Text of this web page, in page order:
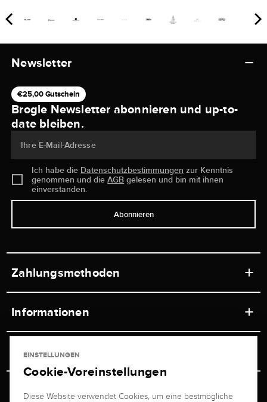
Newsletter
€25,00 Gutschein
Brogle Newsletter abonnieren und up-to-
date bleiben.
Ihre E-Mail-Adresse
Ich habe die Datenschutzbestimmungen zur Kenntnis
genommen und dieAGB gelesen und bin mit ihnen
einverstanden.
Abonnieren
Zahlungsmethoden
Informationen
Ladengeschäft
Versand & Zahlung
Service
Juwelier Brogle
EINSTELLUNGEN
Cookie-Voreinstellungen
Diese Website verwendet Cookies, um eine bestmögliche